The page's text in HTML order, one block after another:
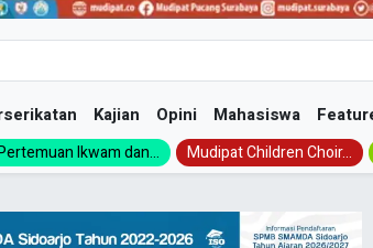
Kajian Opini Mahasiswa
Ikwam dan... Mudipat Children Choir...